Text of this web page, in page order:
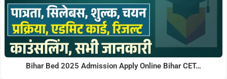
Bihar Bed 2025 Admission Apply Online Bihar CET…